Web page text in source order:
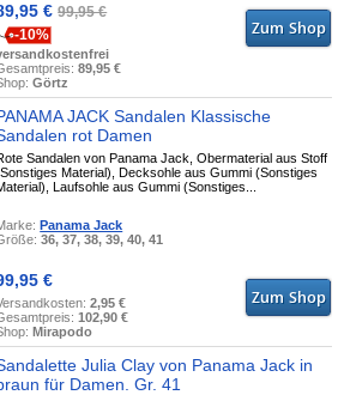
€99,95 €
-10%
89,95 €
Görtz
JACK Sandalen Klassische
rot Damen
Sandalen von Panama Jack, Obermaterial aus Stoff
Material), Decksohle aus Gummi (Sonstiges
Laufsohle aus Gummi (Sonstiges...
Panama Jack
36, 37, 38, 39, 40, 41
€
2,95 €
102,90 €
Mirapodo
Julia Clay von Panama Jack in
für Damen. Gr. 41